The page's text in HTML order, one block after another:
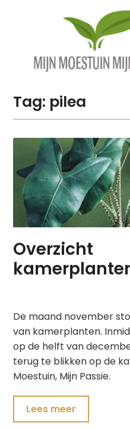
Tag: pilea
Overzicht
De maand november
van kamerplanten.
op de helft van
terug te blikken op de
Moestuin, Mijn Passie.
Lees meer